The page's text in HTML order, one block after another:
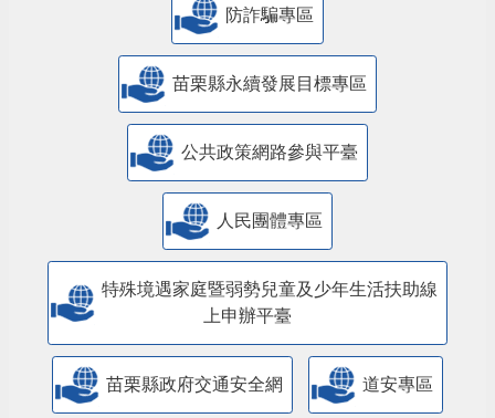
防詐騙專區
苗栗縣永續發展目標專區
公共政策網路參與平臺
人民團體專區
特殊境遇家庭暨弱勢兒童及少年生活扶助線
上申辦平臺
苗栗縣政府交通安全網 道安專區